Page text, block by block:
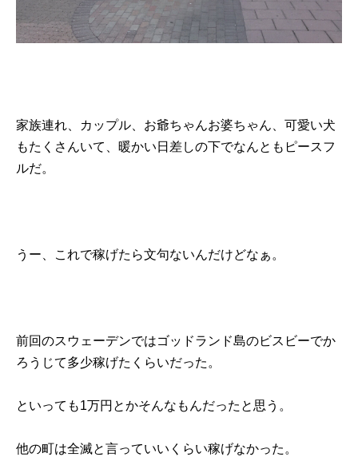
家族連れ、カップル、お爺ちゃんお婆ちゃん、可愛い犬
もたくさんいて、暖かい日差しの下でなんともピースフ
ルだ。
うー、これで稼げたら文句ないんだけどなぁ。
前回のスウェーデンではゴッドランド島のビスビーでか
ろうじて多少稼げたくらいだった。
といっても1万円とかそんなもんだったと思う。
他の町は全滅と言っていいくらい稼げなかった。